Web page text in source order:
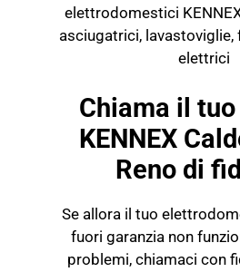
elettrodomestici
asciugatrici,
elettrici
Chiama il
KENNEX
Reno di
Se allora il tuo
fuori garanzia non
problemi, chiamaci con